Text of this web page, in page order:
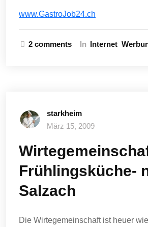
www.GastroJob24.ch
2 comments In Internet
starkheim
März 15, 2009
Frühlingsküche-
Salzach
Die Wirtegemeinschaft ist heuer